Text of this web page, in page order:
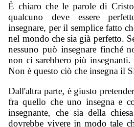
È chiaro che le parole di
qualcuno deve essere
insegnare, per il semplice fatto
nel mondo che sia già perfetto.
nessuno può insegnare finché
non ci sarebbero più insegnanti.
Non è questo ciò che insegna il
Dall'altra parte, è giusto
fra quello che uno insegna e
insegnante, che sia della
dovrebbe vivere in modo tale